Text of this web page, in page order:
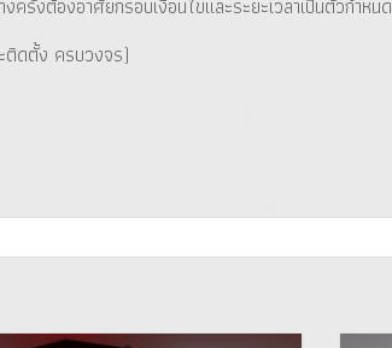
รั้งต้องอาศัยกรอบเงื่อนไขและระยะเวลาเป็นตัวกำหนด)
ติดตั้ง ครบวงจร)